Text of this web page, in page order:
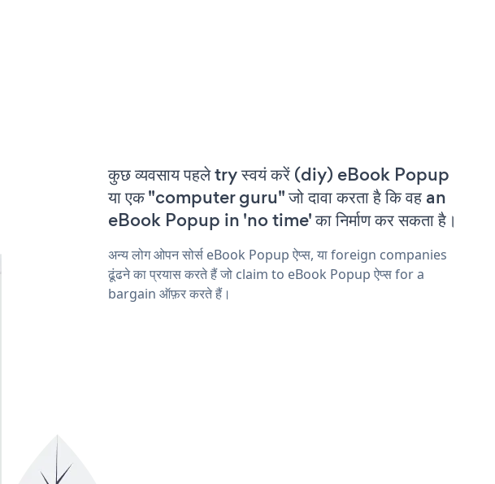
कुछ व्यवसाय पहले try स्वयं करें (diy) eBook Popup
या एक "computer guru" जो दावा करता है कि वह an
eBook Popup in 'no time' का निर्माण कर सकता है।
अन्य लोग ओपन सोर्स eBook Popup ऐप्स, या foreign companies
ढूंढने का प्रयास करते हैं जो claim to eBook Popup ऐप्स for a
bargain ऑफ़र करते हैं।